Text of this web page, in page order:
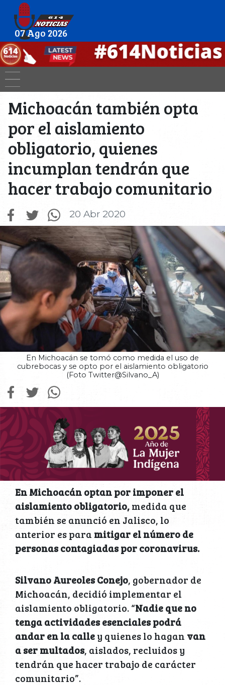
07 Ago 2026
Michoacán también opta
por el aislamiento
obligatorio, quienes
incumplan tendrán que
hacer trabajo comunitario
20 Abr 2020
En Michoacán se tomó como medida el uso de
cubrebocas y se opto por el aislamiento obligatorio
(Foto Twitter@Silvano_A)
En Michoacán optan por imponer el
aislamiento obligatorio,medida que
también se anunció en Jalisco, lo
anterior es para mitigar el número de
personas contagiadas por coronavirus.
Silvano Aureoles Conejo, gobernador de
Michoacán, decidió implementar el
aislamiento obligatorio. “Nadie que no
tenga actividades esenciales podrá
andar en la calley quienes lo hagan van
a ser multados, aislados, recluidos y
tendrán que hacer trabajo de carácter
comunitario”.